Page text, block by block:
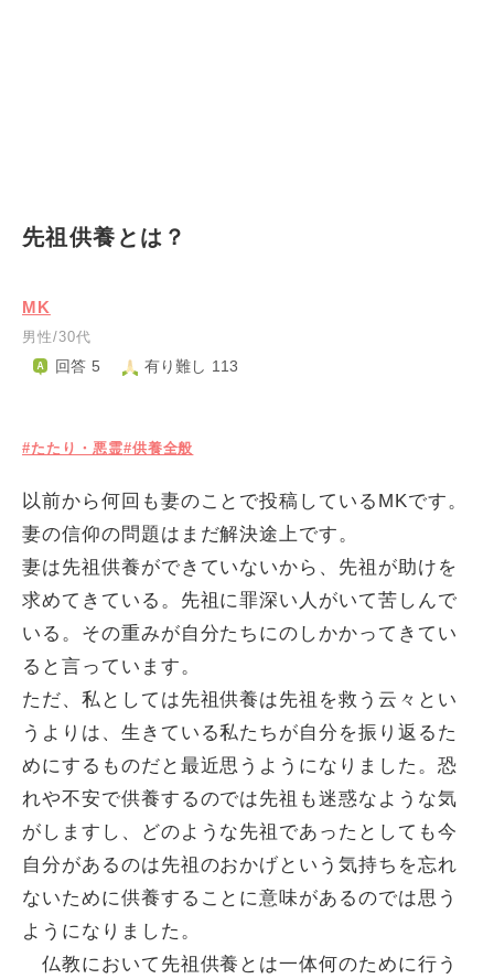
先祖供養とは？
MK
男性/30代
回答 5 有り難し 113
#たたり・悪霊#供養全般
以前から何回も妻のことで投稿しているMKです。
妻の信仰の問題はまだ解決途上です。
妻は先祖供養ができていないから、先祖が助けを
求めてきている。先祖に罪深い人がいて苦しんで
いる。その重みが自分たちにのしかかってきてい
ると言っています。
ただ、私としては先祖供養は先祖を救う云々とい
うよりは、生きている私たちが自分を振り返るた
めにするものだと最近思うようになりました。恐
れや不安で供養するのでは先祖も迷惑なような気
がしますし、どのような先祖であったとしても今
自分があるのは先祖のおかげという気持ちを忘れ
ないために供養することに意味があるのでは思う
ようになりました。
仏教において先祖供養とは一体何のために行う